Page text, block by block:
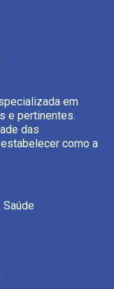
em
e pertinentes.
das
como a
Saúde